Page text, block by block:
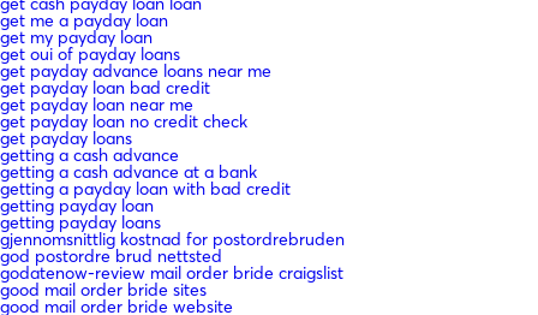
get me a payday loan
get my payday loan
get oui of payday loans
get payday advance loans near me
get payday loan bad credit
get payday loan near me
get payday loan no credit check
get payday loans
getting a cash advance
getting a cash advance at a bank
getting a payday loan with bad credit
getting payday loan
getting payday loans
gjennomsnittlig kostnad for postordrebruden
god postordre brud nettsted
godatenow-review mail order bride craigslist
good mail order bride sites
good mail order bride website